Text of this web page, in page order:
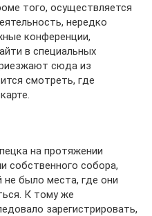
того, осуществляется
нередко
конференции,
в специальных
сюда из
смотреть, где
на протяжении
собственного собора,
было места, где они
К тому же
зарегистрировать,